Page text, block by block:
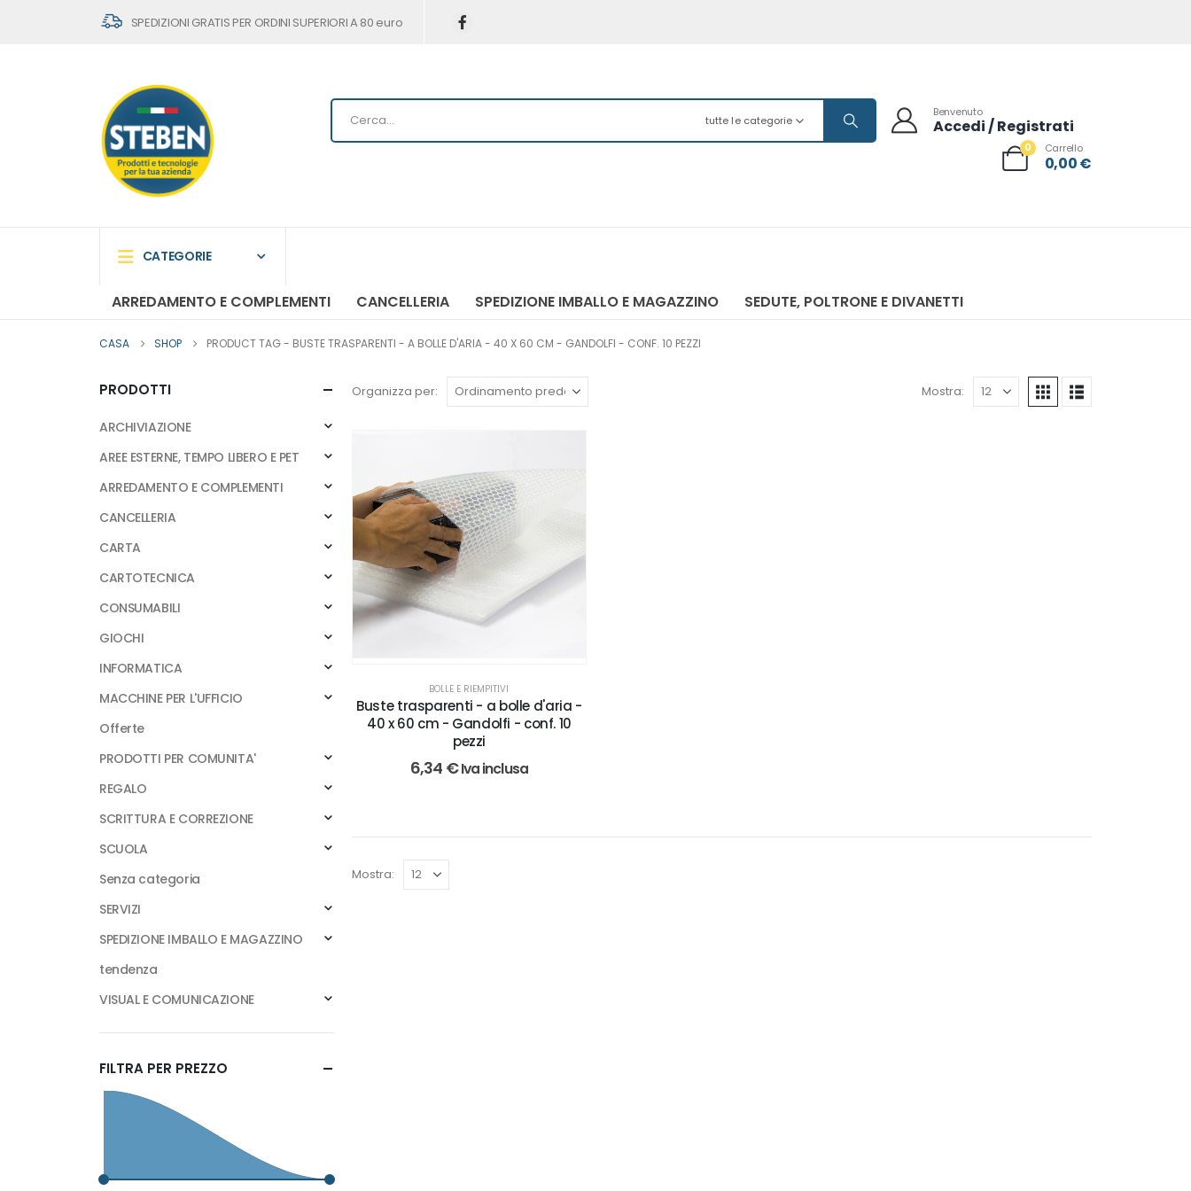
SPEDIZIONI GRATIS PER ORDINI SUPERIORI A 80 euro
tutte le categorie
Benvenuto
Accedi / Registrati
0 Carrello
0,00€
CATEGORIE
ARREDAMENTO E COMPLEMENTI CANCELLERIA SPEDIZIONE IMBALLO E MAGAZZINO SEDUTE, POLTRONE E DIVANETTI
CASA SHOP PRODUCT TAG - BUSTE TRASPARENTI - A BOLLE D'ARIA - 40 X 60 CM - GANDOLFI - CONF. 10 PEZZI
Organizza per: Mostra:
BOLLE E RIEMPITIVI
Buste trasparenti - a bolle d'aria -
40 x 60 cm - Gandolfi - conf. 10
pezzi
6,34 €Iva inclusa
Mostra:
PRODOTTI
ARCHIVIAZIONE
AREE ESTERNE, TEMPO LIBERO E PET
ARREDAMENTO E COMPLEMENTI
CANCELLERIA
CARTA
CARTOTECNICA
CONSUMABILI
GIOCHI
INFORMATICA
MACCHINE PER L'UFFICIO
Offerte
PRODOTTI PER COMUNITA'
REGALO
SCRITTURA E CORREZIONE
SCUOLA
Senza categoria
SERVIZI
SPEDIZIONE IMBALLO E MAGAZZINO
tendenza
VISUAL E COMUNICAZIONE
FILTRA PER PREZZO